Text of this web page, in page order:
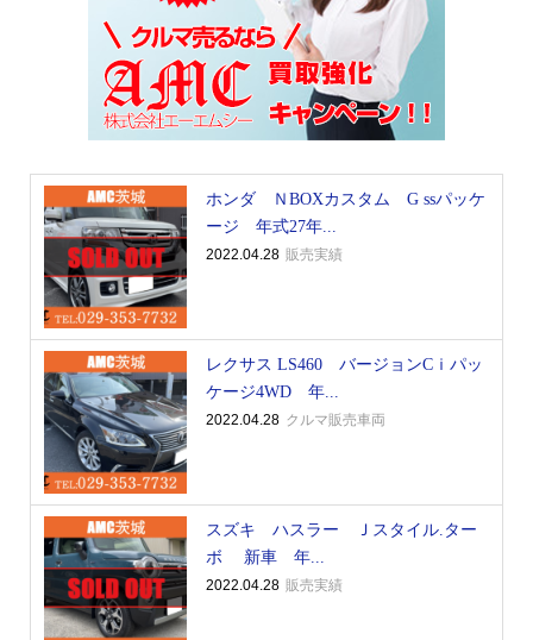
ホンダ ＮBOXカスタム G ssパッケ
ージ 年式27年...
2022.04.28 販売実績
レクサス LS460 バージョンCｉパッ
ケージ4WD 年...
2022.04.28 クルマ販売車両
スズキ ハスラー Ｊスタイル.ター
ボ 新車 年...
2022.04.28 販売実績